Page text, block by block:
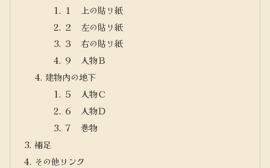
１ 上の貼り紙
２ 左の貼り紙
３ 右の貼り紙
９ 人物Ｂ
建物内の地下
５ 人物Ｃ
６ 人物Ｄ
７ 巻物
補足
その他リンク